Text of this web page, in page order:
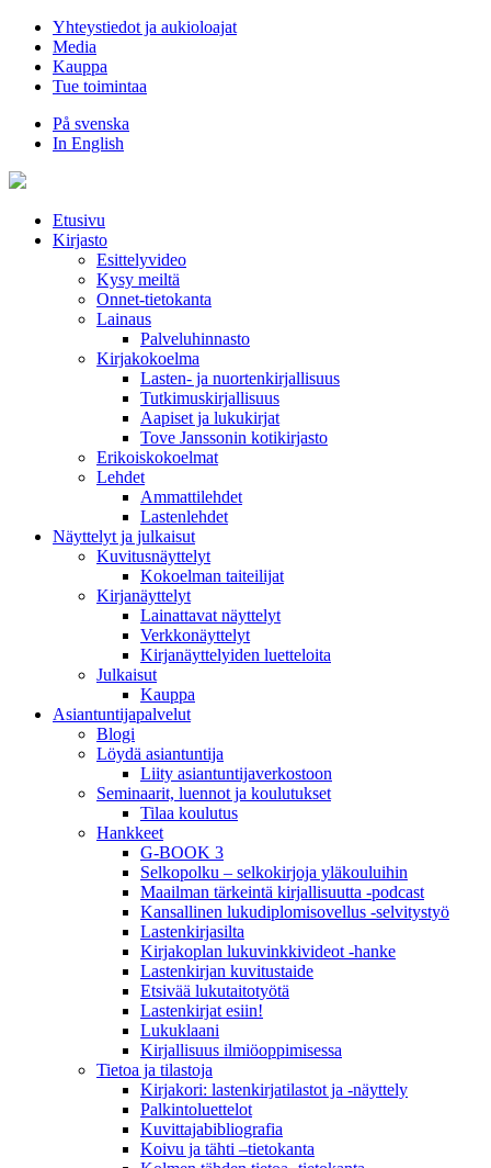
Hyppää
sisältöön
Yhteystiedot ja aukioloajat
Media
Kauppa
Tue toimintaa
På svenska
In English
Etusivu
Kirjasto
Esittelyvideo
Kysy meiltä
Onnet-tietokanta
Lainaus
Palveluhinnasto
Kirjakokoelma
Lasten- ja nuortenkirjallisuus
Tutkimuskirjallisuus
Aapiset ja lukukirjat
Tove Janssonin kotikirjasto
Erikoiskokoelmat
Lehdet
Ammattilehdet
Lastenlehdet
Näyttelyt ja julkaisut
Kuvitusnäyttelyt
Kokoelman taiteilijat
Kirjanäyttelyt
Lainattavat näyttelyt
Verkkonäyttelyt
Kirjanäyttelyiden luetteloita
Julkaisut
Kauppa
Asiantuntija­palvelut
Blogi
Löydä asiantuntija
Liity asiantuntijaverkostoon
Seminaarit, luennot ja koulutukset
Tilaa koulutus
Hankkeet
G-BOOK 3
Selkopolku – selkokirjoja yläkouluihin
Maailman tärkeintä kirjallisuutta -podcast
Kansallinen lukudiplomisovellus -selvitystyö
Lastenkirjasilta
Kirjakoplan lukuvinkkivideot -hanke
Lastenkirjan kuvitustaide
Etsivää lukutaitotyötä
Lastenkirjat esiin!
Lukuklaani
Kirjallisuus ilmiöoppimisessa
Tietoa ja tilastoja
Kirjakori: lastenkirjatilastot ja -näyttely
Palkintoluettelot
Kuvittaja­bibliografia
Koivu ja tähti –tietokanta